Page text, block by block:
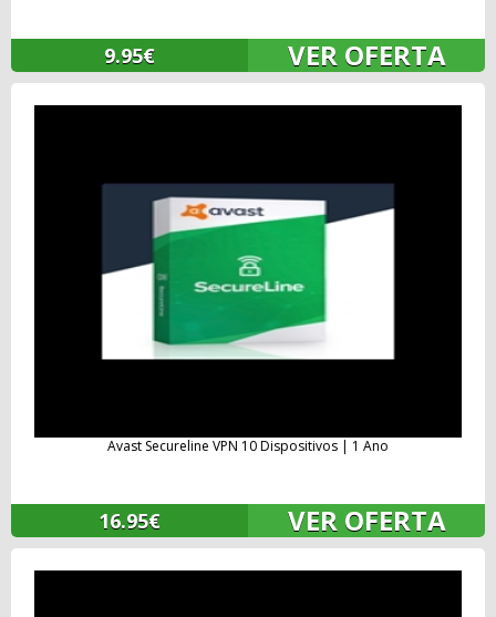
9.95€ VER OFERTA
Avast Secureline VPN 10 Dispositivos | 1 Ano
16.95€ VER OFERTA